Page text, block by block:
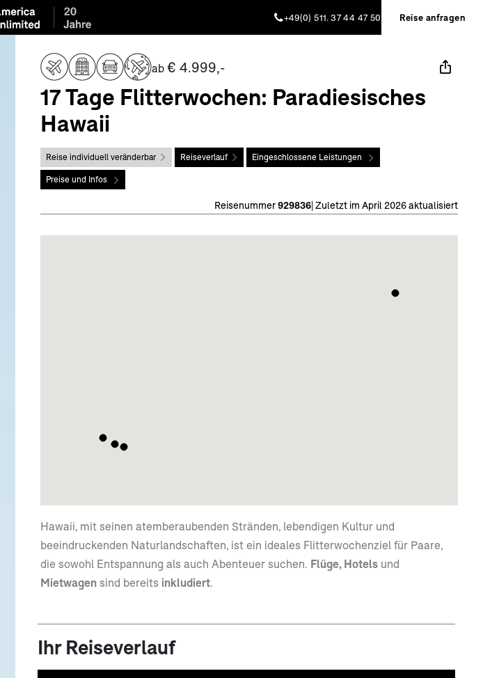
+49(0) 511. 37 44 47 50 Reise anfragen
ab € 4.999,-
17 Tage Flitterwochen: Paradiesisches
Hawaii
Reise individuell veränderbar Reiseverlauf Eingeschlossene Leistungen
Preise und Infos
Reisenummer929836|Zuletzt im April 2026 aktualisiert
Hawaii, mit seinen atemberaubenden Stränden, lebendigen Kultur und
beeindruckenden Naturlandschaften, ist ein ideales Flitterwochenziel für Paare,
die sowohl Entspannung als auch Abenteuer suchen. Flüge, Hotels und
Mietwagen sind bereits inkludiert.
Ihr Reiseverlauf